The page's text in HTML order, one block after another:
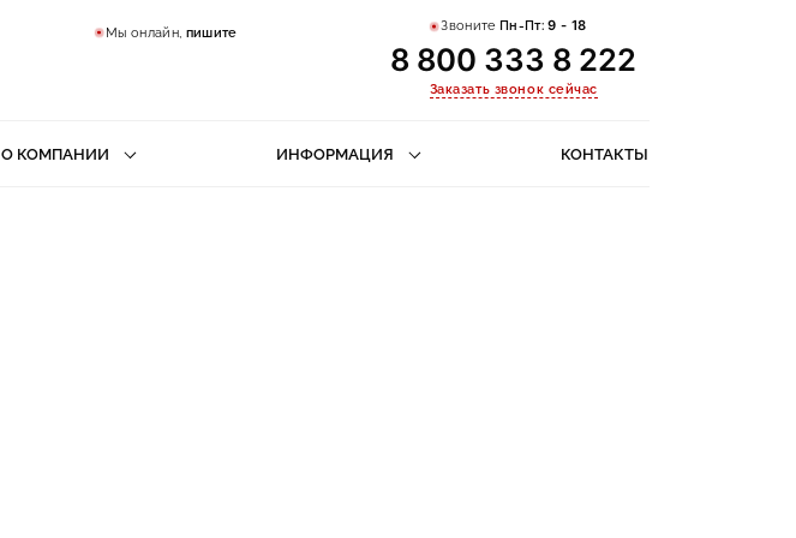
Мы онлайн, пишите Звоните Пн-Пт:9 - 18
8 800 333 8 222
Заказать звонок сейчас
О КОМПАНИИ ИНФОРМАЦИЯ КОНТАКТЫ